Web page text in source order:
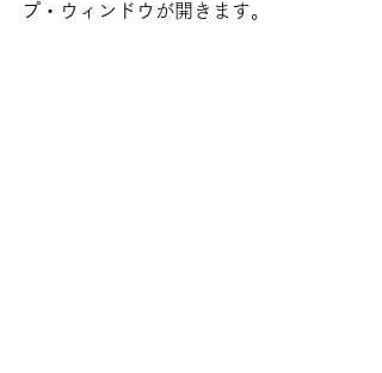
プ・ウィンドウが開きます。